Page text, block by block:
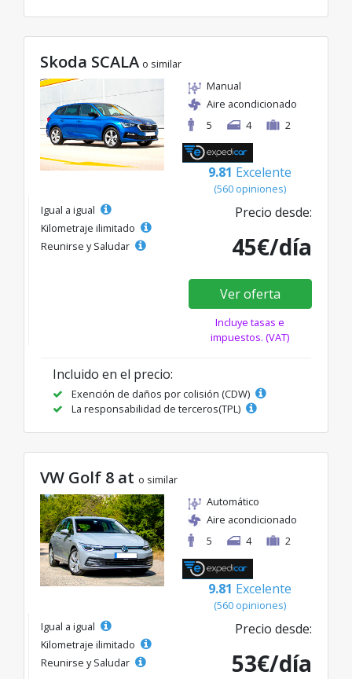
Skoda SCALA o similar
Manual
Aire acondicionado
5
4 2
9.81 Excelente
(560 opiniones)
Igual a igual
Kilometraje ilimitado
Reunirse y Saludar
Precio desde:
45€/día
Ver oferta
Incluye tasas e
impuestos. (VAT)
Incluido en el precio:
Exención de daños por colisión (CDW)
La responsabilidad de terceros(TPL)
VW Golf 8 at o similar
Automático
Aire acondicionado
5
4 2
9.81 Excelente
(560 opiniones)
Igual a igual
Kilometraje ilimitado
Reunirse y Saludar
Precio desde:
53€/día